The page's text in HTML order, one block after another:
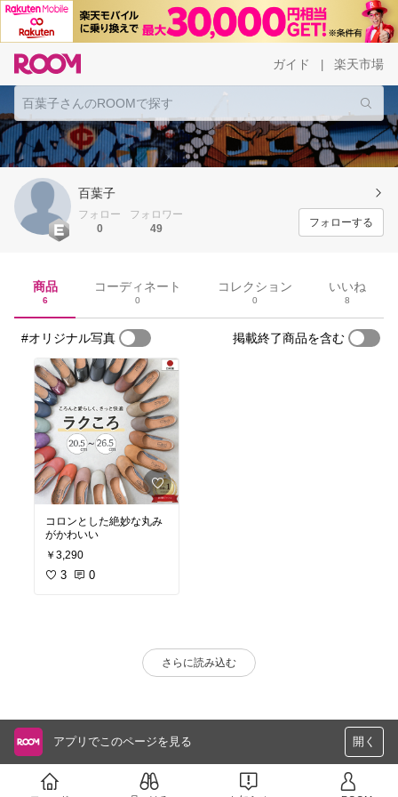
ガイド 楽天市場
百葉子
フォロー
0
フォロワー
49
フォローする
商品
6
コーディネート
0
コレクション
0
いいね
8
#オリジナル写真 掲載終了商品を含む
コロンとした絶妙な丸み
がかわいい
￥3,290
3 0
さらに読み込む
アプリでこのページを見る 開く